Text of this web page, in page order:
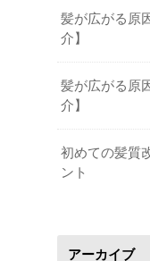
髪が広がる原
介】
髪が広がる原
介】
初めての髪質
ント
アーカイブ